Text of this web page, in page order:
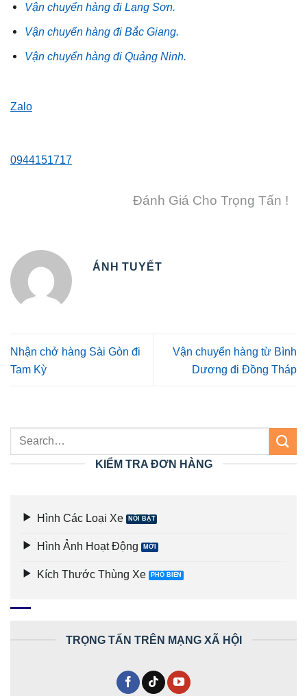
Vận chuyển hàng đi Lạng Sơn.
Vận chuyển hàng đi Bắc Giang.
Vận chuyển hàng đi Quảng Ninh.
Zalo
0944151717
Đánh Giá Cho Trọng Tấn !
ÁNH TUYẾT
Nhận chở hàng Sài Gòn đi
Tam Kỳ
Vận chuyển hàng từ Bình
Dương đi Đồng Tháp
KIỂM TRA ĐƠN HÀNG
Hình Các Loại Xe
Hình Ảnh Hoạt Động
Kích Thước Thùng Xe
TRỌNG TẤN TRÊN MẠNG XÃ HỘI